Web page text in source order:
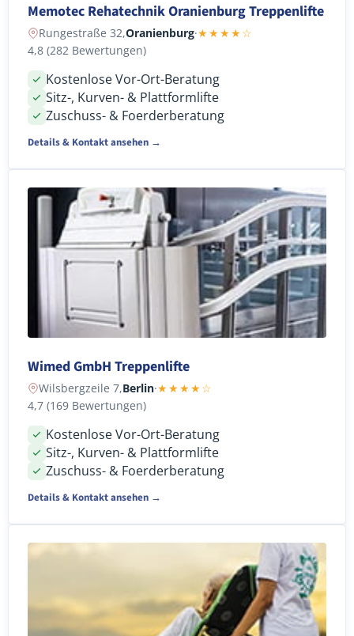
Memotec Rehatechnik Oranienburg Treppenlifte
Rungestraße 32,Oranienburg·★★★★☆
4,8 (282 Bewertungen)
Kostenlose Vor-Ort-Beratung
Sitz-, Kurven- & Plattformlifte
Zuschuss- & Foerderberatung
Details & Kontakt ansehen →
Wimed GmbH Treppenlifte
Wilsbergzeile 7,Berlin·★★★★☆
4,7 (169 Bewertungen)
Kostenlose Vor-Ort-Beratung
Sitz-, Kurven- & Plattformlifte
Zuschuss- & Foerderberatung
Details & Kontakt ansehen →